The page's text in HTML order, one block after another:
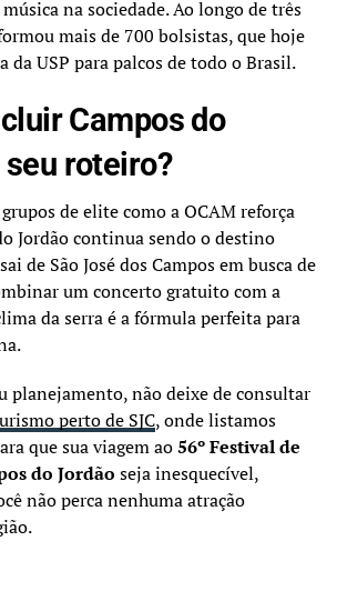
na sociedade. Ao longo de três
mais de 700 bolsistas, que hoje
da USP para palcos de todo o Brasil.
Campos do
roteiro?
de elite como a OCAM reforça
Jordão continua sendo o destino
de São José dos Campos em busca de
um concerto gratuito com a
da serra é a fórmula perfeita para
planejamento, não deixe de consultar
perto de SJC, onde listamos
que sua viagem ao56º Festival de
do Jordão seja inesquecível,
não perca nenhuma atração